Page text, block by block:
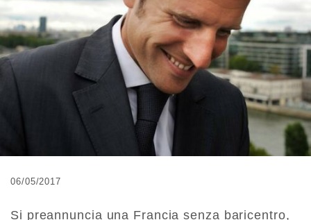
06/05/2017
Si preannuncia una Francia senza baricentro,